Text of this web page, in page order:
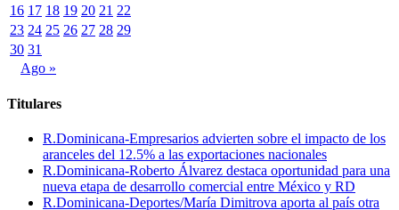
16 17 18 19 20 21 22
23 24 25 26 27 28 29
30 31
Ago »
Titulares
R.Dominicana-Empresarios advierten sobre el impacto de los
aranceles del 12.5% a las exportaciones nacionales
R.Dominicana-Roberto Álvarez destaca oportunidad para una
nueva etapa de desarrollo comercial entre México y RD
R.Dominicana-Deportes/María Dimitrova aporta al país otra